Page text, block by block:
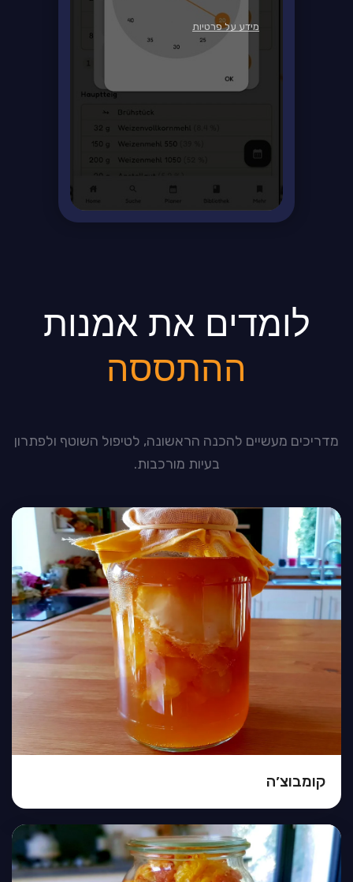
מידע על פרטיות
לומדים את אמנות
ההתססה
מדריכים מעשיים להכנה הראשונה, לטיפול השוטף ולפתרון
בעיות מורכבות.
קומבוצ׳ה